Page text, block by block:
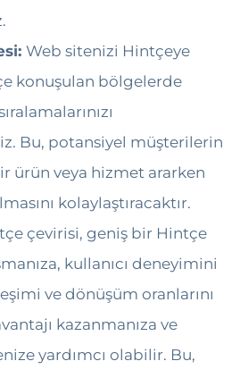
Web sitenizi Hintçeye
konuşulan bölgelerde
Bu, potansiyel müşterilerin
ürün veya hizmet ararken
kolaylaştıracaktır.
çevirisi, geniş bir Hintçe
kullanıcı deneyimini
ve dönüşüm oranlarını
kazanmanıza ve
yardımcı olabilir. Bu,